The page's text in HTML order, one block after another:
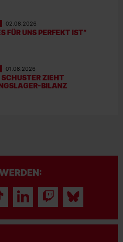
02.08.2026
FÜR UNS PERFEKT IST“
01.08.2026
ZIEHT
BILANZ